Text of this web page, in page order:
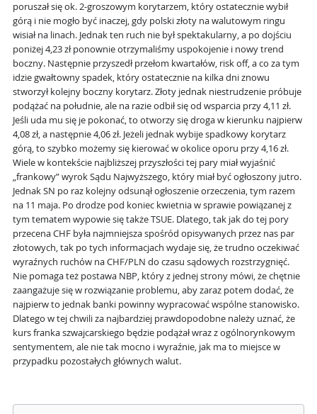
poruszał się ok. 2-groszowym korytarzem, który ostatecznie wybił
górą i nie mogło być inaczej, gdy polski złoty na walutowym ringu
wisiał na linach. Jednak ten ruch nie był spektakularny, a po dojściu
poniżej 4,23 zł ponownie otrzymaliśmy uspokojenie i nowy trend
boczny. Następnie przyszedł przełom kwartałów, risk off, a co za tym
idzie gwałtowny spadek, który ostatecznie na kilka dni znowu
stworzył kolejny boczny korytarz. Złoty jednak niestrudzenie próbuje
podążać na południe, ale na razie odbił się od wsparcia przy 4,11 zł.
Jeśli uda mu się je pokonać, to otworzy się droga w kierunku najpierw
4,08 zł, a następnie 4,06 zł. Jeżeli jednak wybije spadkowy korytarz
górą, to szybko możemy się kierować w okolice oporu przy 4,16 zł.
Wiele w kontekście najbliższej przyszłości tej pary miał wyjaśnić
„frankowy” wyrok Sądu Najwyższego, który miał być ogłoszony jutro.
Jednak SN po raz kolejny odsunął ogłoszenie orzeczenia, tym razem
na 11 maja. Po drodze pod koniec kwietnia w sprawie powiązanej z
tym tematem wypowie się także TSUE. Dlatego, tak jak do tej pory
przecena CHF była najmniejsza spośród opisywanych przez nas par
złotowych, tak po tych informacjach wydaje się, że trudno oczekiwać
wyraźnych ruchów na CHF/PLN do czasu sądowych rozstrzygnięć.
Nie pomaga też postawa NBP, który z jednej strony mówi, że chętnie
zaangażuje się w rozwiązanie problemu, aby zaraz potem dodać, że
najpierw to jednak banki powinny wypracować wspólne stanowisko.
Dlatego w tej chwili za najbardziej prawdopodobne należy uznać, że
kurs franka szwajcarskiego będzie podążał wraz z ogólnorynkowym
sentymentem, ale nie tak mocno i wyraźnie, jak ma to miejsce w
przypadku pozostałych głównych walut.